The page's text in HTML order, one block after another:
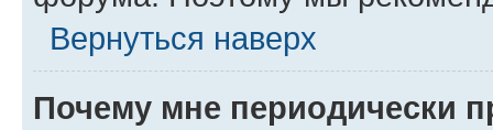
Вернуться наверх
Почему мне периодически